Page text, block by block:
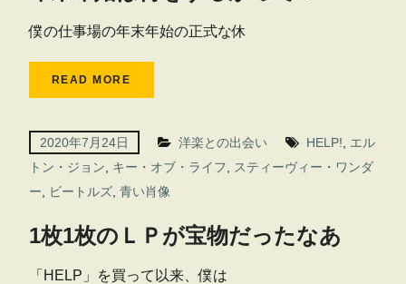
僕の仕事場の年末年始の正式な休
READ MORE
2020年7月24日 洋楽との出会い HELP!
エル
トン・ジョン
キー・オブ・ライフ
スティーヴィー・ワンダ
ー
ビートルズ, 青い肖像
1枚1枚のＬＰが宝物だったなあ
「HELP」を買って以来、僕は